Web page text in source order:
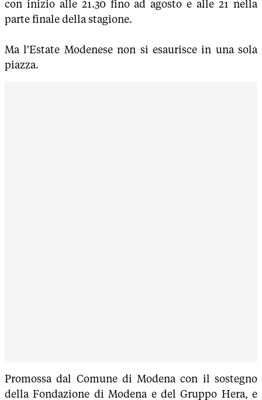
con inizio alle 21.30 fino ad agosto e alle 21 nella
parte finale della stagione.
Ma l'Estate Modenese non si esaurisce in una sola
piazza.
Promossa dal Comune di Modena con il sostegno
della Fondazione di Modena e del Gruppo Hera, e